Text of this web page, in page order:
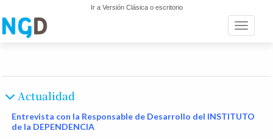
Ir a Versión Clásica o escritorio
Toggle
Actualidad
Entrevista con la Responsable de Desarrollo del INSTITUTO
de la DEPENDENCIA